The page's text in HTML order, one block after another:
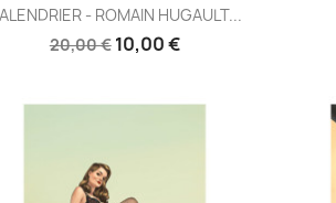
Aperçu rapide
- ROMAIN HUGAULT...
20,00 € 10,00 €